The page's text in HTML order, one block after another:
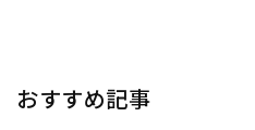
「できた！」があふれる！『生徒